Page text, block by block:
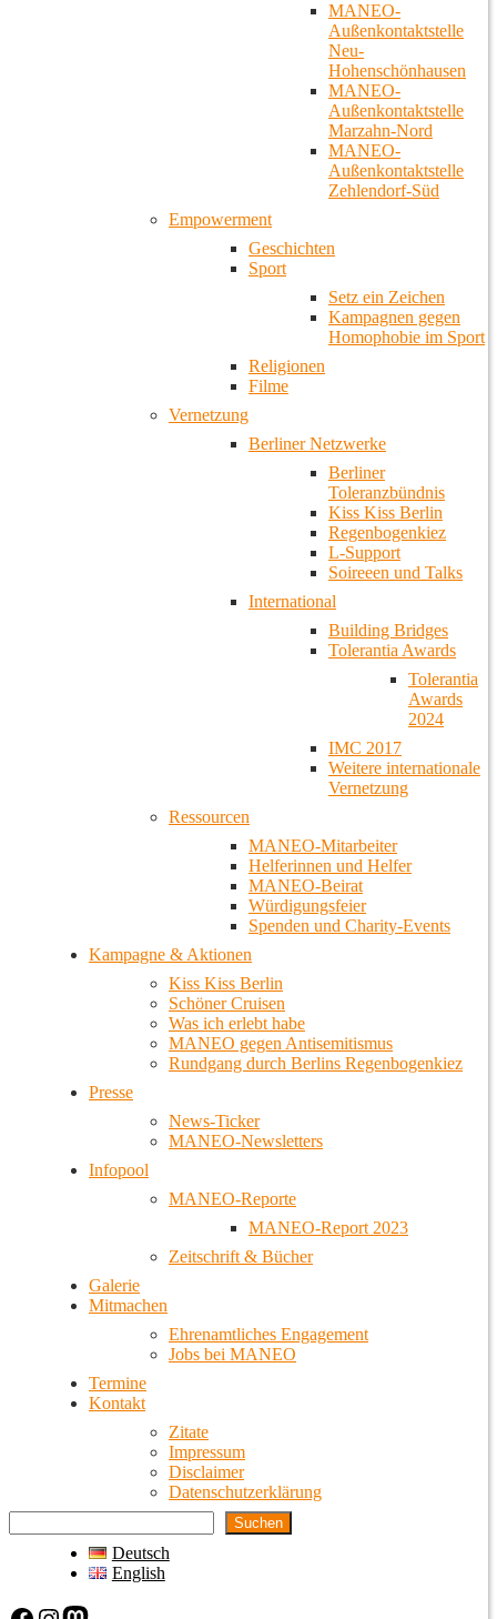
MANEO-
Außenkontaktstelle
Neu-
Hohenschönhausen
MANEO-
Außenkontaktstelle
Marzahn-Nord
MANEO-
Außenkontaktstelle
Zehlendorf-Süd
Empowerment
Geschichten
Sport
Setz ein Zeichen
Kampagnen gegen
Homophobie im Sport
Religionen
Filme
Vernetzung
Berliner Netzwerke
Berliner
Toleranzbündnis
Kiss Kiss Berlin
Regenbogenkiez
L-Support
Soireeen und Talks
International
Building Bridges
Tolerantia Awards
Tolerantia
Awards
2024
IMC 2017
Weitere internationale
Vernetzung
Ressourcen
MANEO-Mitarbeiter
Helferinnen und Helfer
MANEO-Beirat
Würdigungsfeier
Spenden und Charity-Events
Kampagne & Aktionen
Kiss Kiss Berlin
Schöner Cruisen
Was ich erlebt habe
MANEO gegen Antisemitismus
Rundgang durch Berlins Regenbogenkiez
Presse
News-Ticker
MANEO-Newsletters
Infopool
MANEO-Reporte
MANEO-Report 2023
Zeitschrift & Bücher
Galerie
Mitmachen
Ehrenamtliches Engagement
Jobs bei MANEO
Termine
Kontakt
Zitate
Impressum
Disclaimer
Datenschutzerklärung
Suchen
Deutsch
English